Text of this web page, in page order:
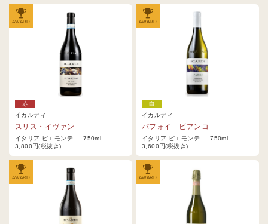
AWARD
赤
イカルディ
スリス・イヴァン
イタリア ピエモンテ 750ml
3,800円(税抜き)
AWARD
白
イカルディ
パフォイ ビアンコ
イタリア ピエモンテ 750ml
3,600円(税抜き)
AWARD AWARD